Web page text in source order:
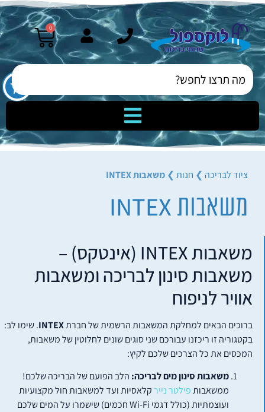
0
ציוד לבריכה❯חנות❯משאבות INTEX
משאבות INTEX
משאבות INTEX (אינטקס) –
משאבות סינון לבריכה ומשאבות
אוויר לניפוח
ברוכים הבאים למחלקת המשאבות הרשמית של חברתINTEX. שימו לב:
בקטגוריה זו ריכזנו עבורכם שני סוגים שונים לחלוטין של משאבות,
המכסים את כל הצרכים שלכם לקיץ:
משאבות סינון מים לבריכה:הלב הפועם של הבריכה שלכם!
ממשאבותפילטר ניירקלאסיות ועד למשאבות חול מקצועיות
ועוצמתיות (כולל דגמי Wi-Fi חכמים) שישמרו על המים שלכם